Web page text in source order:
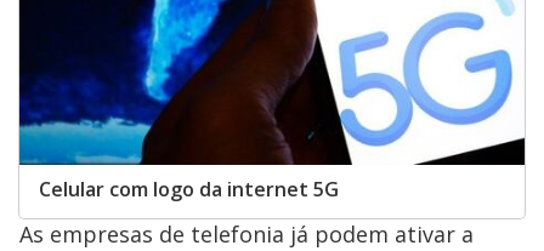
Celular com logo da internet 5G
As empresas de telefonia já podem ativar a